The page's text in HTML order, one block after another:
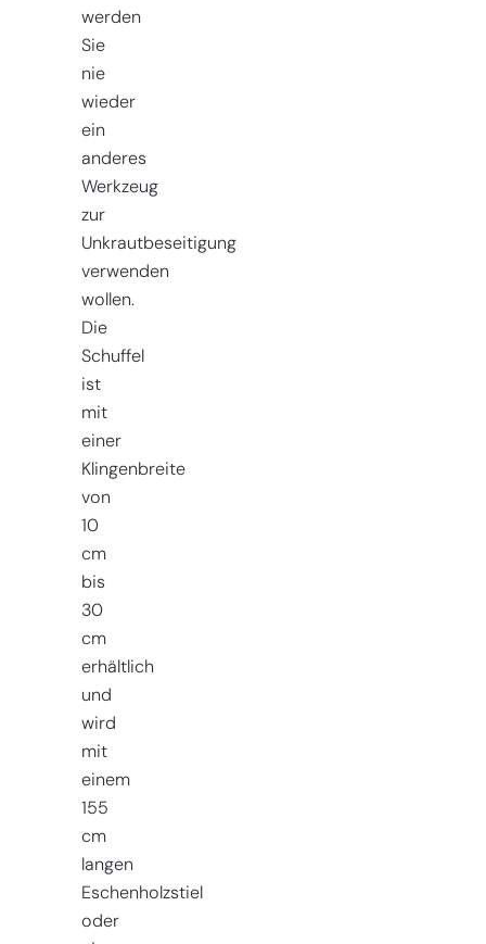
werden
Sie
nie
wieder
ein
anderes
Werkzeug
zur
Unkrautbeseitigung
verwenden
wollen.
Die
Schuffel
ist
mit
einer
Klingenbreite
von
10
cm
bis
30
cm
erhältlich
und
wird
mit
einem
155
cm
langen
Eschenholzstiel
oder